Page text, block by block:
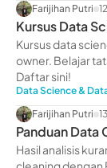
Farijihan Putri
Kursus Data
Scale Up Bisnis
Kursus data
owner. Belajar
Daftar sini!
Data Science &
Farijihan Putri
Panduan Data
Contohnya
Hasil analisis